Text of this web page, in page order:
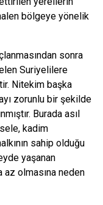
bölgeye yönelik
sonra
Suriyelilere
Nitekim başka
zorunlu bir şekilde
Burada asıl
kadim
sahip olduğu
yaşanan
az olmasına neden